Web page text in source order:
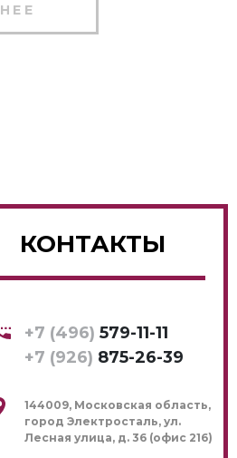
КОНТАКТЫ
+7 (496) 579-11-11
+7 (926) 875-26-39
144009, Московская область,
город Электросталь, ул.
Лесная улица, д. 36 (офис 216)